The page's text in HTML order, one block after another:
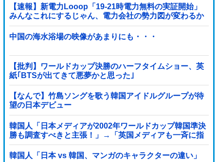
【速報】新電力Looop「19-21時電力無料の実証開始」
みんなこれにするじゃん、電力会社の勢力図が変わるか
中国の海水浴場の映像があまりにも・・・
【批判】ワールドカップ決勝のハーフタイムショー、英
紙｢BTSが出てきて悪夢かと思った｣
【なんで】竹島ソングを歌う韓国アイドルグループが待
望の日本デビュー
韓国人「日本メディアが2002年ワールドカップ韓国準決
勝も調査すべきと主張！」→「英国メディアも一斉に指
摘‥」
韓国人「日本 vs 韓国、マンガのキャラクターの違い」